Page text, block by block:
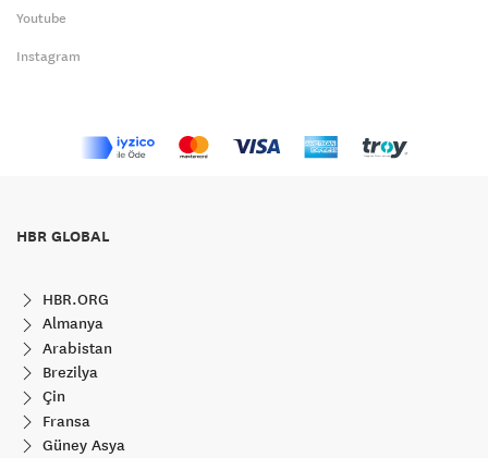
Youtube
Instagram
HBR GLOBAL
HBR.ORG
Almanya
Arabistan
Brezilya
Çin
Fransa
Güney Asya